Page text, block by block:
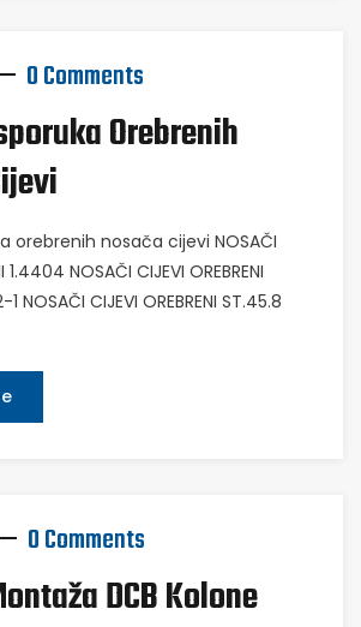
0 Comments
Orebrenih
orebrenih nosača cijevi NOSAČI
1.4404 NOSAČI CIJEVI OREBRENI
NOSAČI CIJEVI OREBRENI ST.45.8
0 Comments
DCB Kolone